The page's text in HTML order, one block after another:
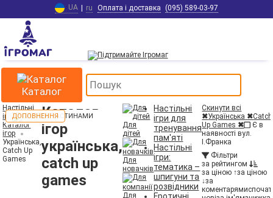
UA | ru Оплата і доставка (095) 589-03-97
Каталог
Настільні
ігри
Каталог
ігор
Українська,
Catch Up
Games
Каталог
ігор
українська,
catch up
games
Для
дітей
Для
новачків
Для
Настільні
ігри для
тренування
пам'яті
Настільні
ігри:
тематика –
шпигуни та
розвідники
Скинути всі
✖Українська ✖Catch
Up Games ✖
Є в
наявності вул.
І.Франка
Фільтри
за рейтингом
за ціною ↑за ціною
↓за
коментарями
ДОПОВНЕННЯ